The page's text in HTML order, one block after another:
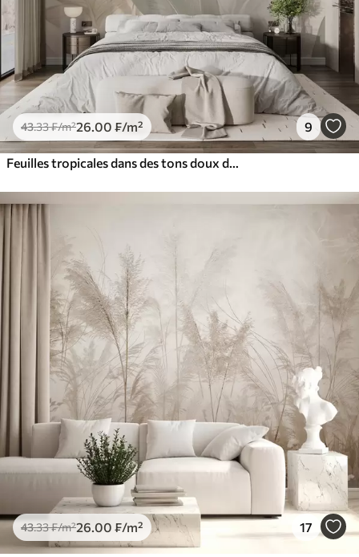
43.33₣/m²26 .00 ₣/m² 9
43.33₣/m²26 .00 ₣/m² 17